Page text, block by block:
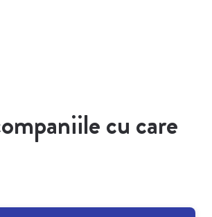
cu care